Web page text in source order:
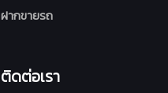
ฝากขายรถ
ติดต่อเรา